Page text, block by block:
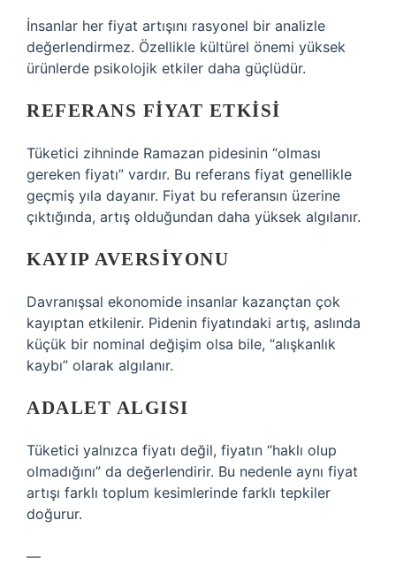
İnsanlar her fiyat artışını rasyonel bir analizle
değerlendirmez. Özellikle kültürel önemi yüksek
ürünlerde psikolojik etkiler daha güçlüdür.
REFERANS FIYAT ETKISI
Tüketici zihninde Ramazan pidesinin “olması
gereken fiyatı” vardır. Bu referans fiyat genellikle
geçmiş yıla dayanır. Fiyat bu referansın üzerine
çıktığında, artış olduğundan daha yüksek algılanır.
KAYIP AVERSIYONU
Davranışsal ekonomide insanlar kazançtan çok
kayıptan etkilenir. Pidenin fiyatındaki artış, aslında
küçük bir nominal değişim olsa bile, “alışkanlık
kaybı” olarak algılanır.
ADALET ALGISI
Tüketici yalnızca fiyatı değil, fiyatın “haklı olup
olmadığını” da değerlendirir. Bu nedenle aynı fiyat
artışı farklı toplum kesimlerinde farklı tepkiler
doğurur.
—